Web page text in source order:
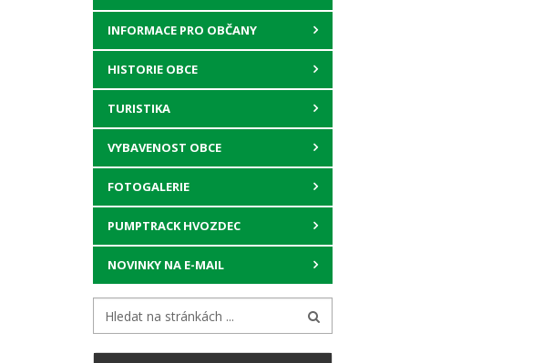
INFORMACE PRO OBČANY
HISTORIE OBCE
TURISTIKA
VYBAVENOST OBCE
FOTOGALERIE
PUMPTRACK HVOZDEC
NOVINKY NA E-MAIL